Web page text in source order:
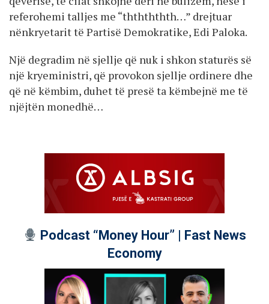
referohemi talljes me “ththththth…” drejtuar
nënkryetarit të Partisë Demokratike, Edi Paloka.
Një degradim në sjellje që nuk i shkon staturës së
një kryeministri, që provokon sjellje ordinere dhe
që në këmbim, duhet të presë ta këmbejnë me të
njëjtën monedhë…
Podcast “Money Hour” | Fast News
Economy